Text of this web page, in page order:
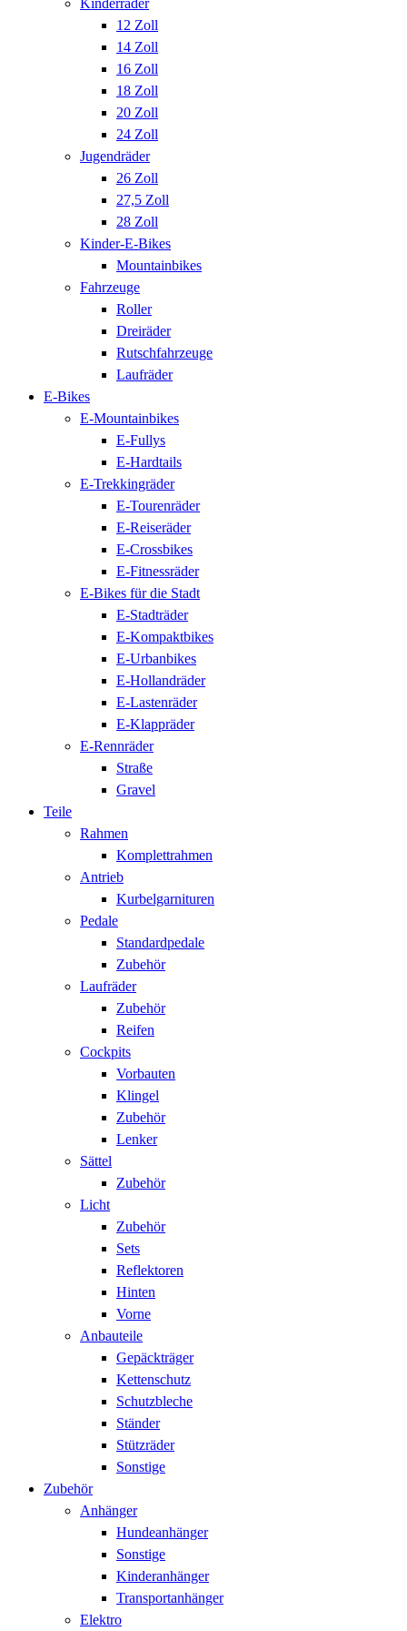
12 Zoll
14 Zoll
16 Zoll
18 Zoll
20 Zoll
24 Zoll
Jugendräder
26 Zoll
27,5 Zoll
28 Zoll
Kinder-E-Bikes
Mountainbikes
Fahrzeuge
Roller
Dreiräder
Rutschfahrzeuge
Laufräder
E-Bikes
E-Mountainbikes
E-Fullys
E-Hardtails
E-Trekkingräder
E-Tourenräder
E-Reiseräder
E-Crossbikes
E-Fitnessräder
E-Bikes für die Stadt
E-Stadträder
E-Kompaktbikes
E-Urbanbikes
E-Hollandräder
E-Lastenräder
E-Klappräder
E-Rennräder
Straße
Gravel
Teile
Rahmen
Komplettrahmen
Antrieb
Kurbelgarnituren
Pedale
Standardpedale
Zubehör
Laufräder
Zubehör
Reifen
Cockpits
Vorbauten
Klingel
Zubehör
Lenker
Sättel
Zubehör
Licht
Zubehör
Sets
Reflektoren
Hinten
Vorne
Anbauteile
Gepäckträger
Kettenschutz
Schutzbleche
Ständer
Stützräder
Sonstige
Zubehör
Anhänger
Hundeanhänger
Sonstige
Kinderanhänger
Transportanhänger
Elektro